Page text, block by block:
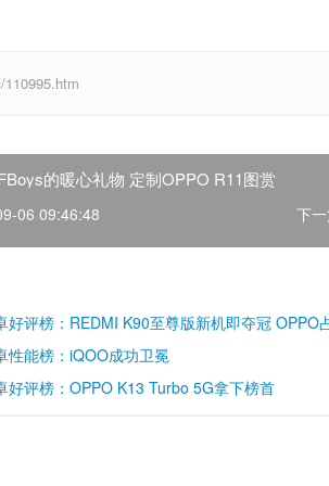
的暖心礼物 定制OPPO R11图赏
06 09:46:48 下
好评榜：REDMI K90至尊版新机即夺冠 OPPO
性能榜：iQOO成功卫冕
好评榜：OPPO K13 Turbo 5G拿下榜首